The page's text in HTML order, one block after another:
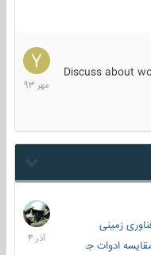
Discuss about
15
مهر
1393
زمینی
ادوات جنگی
21
آذر
1404